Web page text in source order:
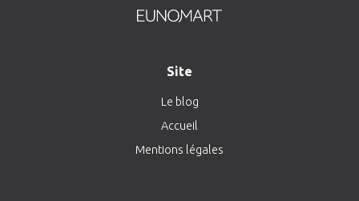
Site
Le blog
Accueil
Mentions légales